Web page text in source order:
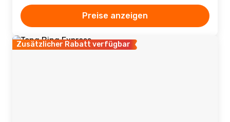
Preise anzeigen
Zusätzlicher Rabatt verfügbar